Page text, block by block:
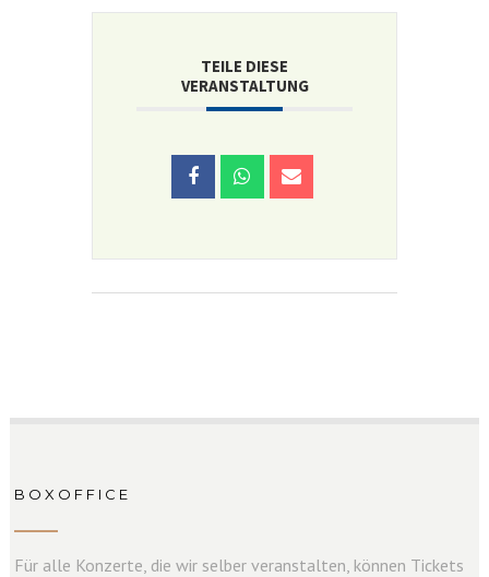
TEILE DIESE
VERANSTALTUNG
BOXOFFICE
Für alle Konzerte, die wir selber veranstalten, können Tickets